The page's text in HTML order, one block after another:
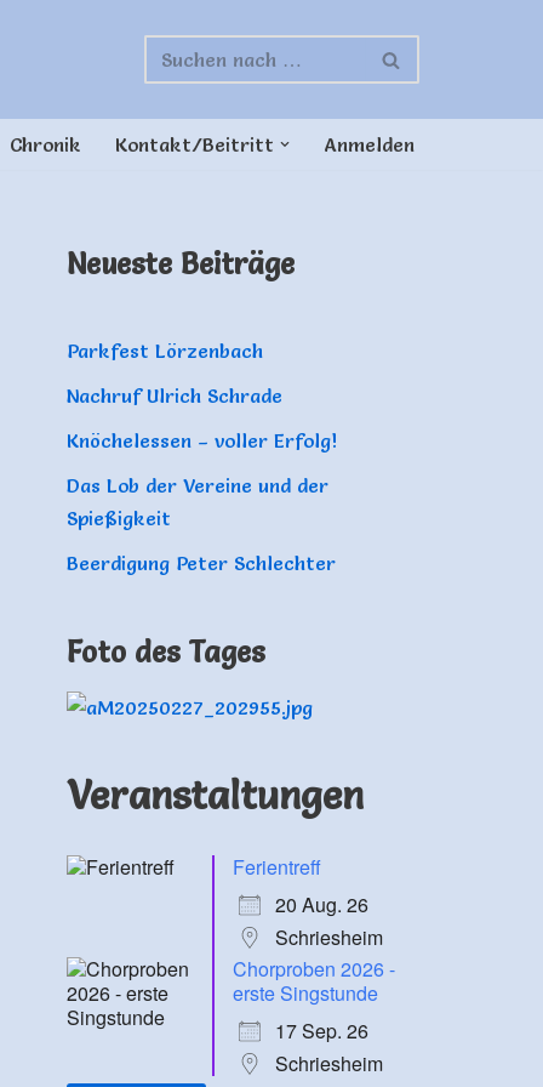
Chronik Kontakt/Beitritt Anmelden
Neueste Beiträge
Parkfest Lörzenbach
Nachruf Ulrich Schrade
Knöchelessen – voller Erfolg!
Das Lob der Vereine und der
Spießigkeit
Beerdigung Peter Schlechter
Foto des Tages
Veranstaltungen
Ferientreff
20 Aug. 26
Schriesheim
Chorproben 2026 -
erste Singstunde
17 Sep. 26
Schriesheim